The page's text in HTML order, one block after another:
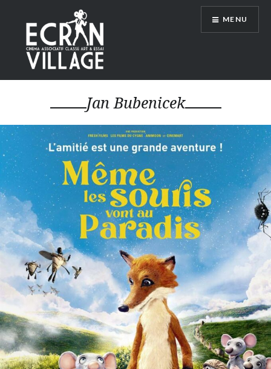
contenu
principal
ÉCRAN VILLAGE
MENU
Jan Bubenicek